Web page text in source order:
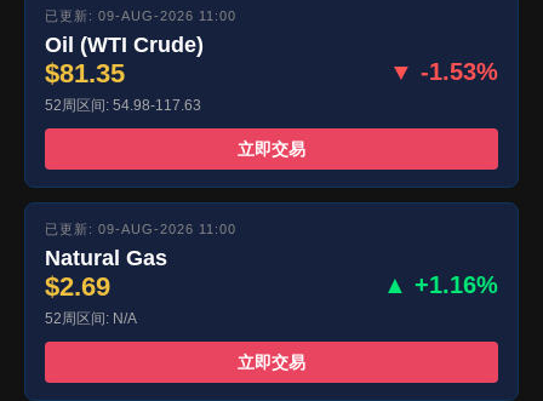
已更新: 09-AUG-2026 11:00
Oil (WTI Crude)
$81.35 ▼ -1.53%
52周区间: 54.98-117.63
立即交易
已更新: 09-AUG-2026 11:00
Natural Gas
$2.69 ▲ +1.16%
52周区间: N/A
立即交易